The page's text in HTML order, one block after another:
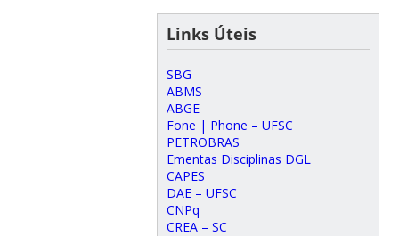
Links Úteis
SBG
ABMS
ABGE
Fone | Phone – UFSC
PETROBRAS
Ementas Disciplinas DGL
CAPES
DAE – UFSC
CNPq
CREA – SC